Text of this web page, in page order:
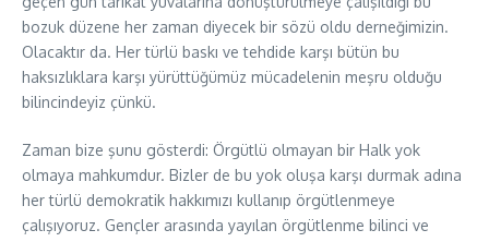
bozuk düzene her zaman diyecek bir sözü oldu derneğimizin.
Olacaktır da. Her türlü baskı ve tehdide karşı bütün bu
haksızlıklara karşı yürüttüğümüz mücadelenin meşru olduğu
bilincindeyiz çünkü.
Zaman bize şunu gösterdi: Örgütlü olmayan bir Halk yok
olmaya mahkumdur. Bizler de bu yok oluşa karşı durmak adına
her türlü demokratik hakkımızı kullanıp örgütlenmeye
çalışıyoruz. Gençler arasında yayılan örgütlenme bilinci ve